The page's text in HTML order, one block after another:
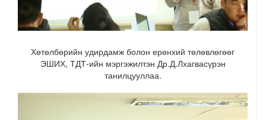
Хөтөлбөрийн удирдамж болон ерөнхий төлөвлөгөөг
ЭШИХ, ТДТ-ийн мэргэжилтэн Др.Д.Лхагвасүрэн
танилцууллаа.